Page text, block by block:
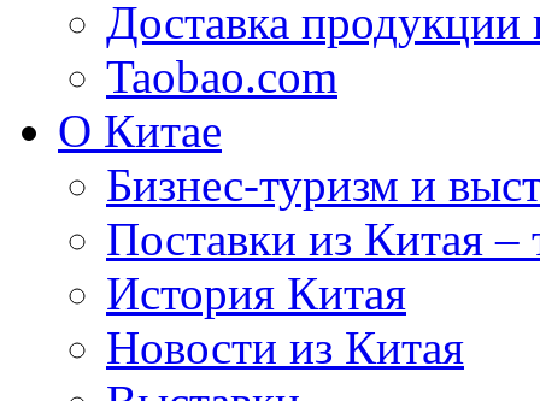
Доставка продукции
Taobao.com
О Китае
Бизнес-туризм и
Поставки из Китая
История Китая
Новости из Китая